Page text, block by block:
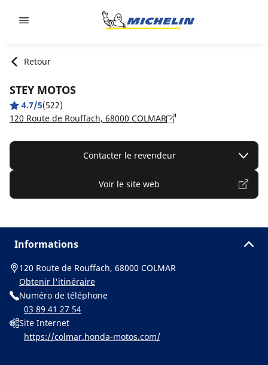
Retour
STEY MOTOS
4.7/5(522)
120 Route de Rouffach, 68000 COLMAR
Contacter le revendeur
Voir le site web
Informations
120 Route de Rouffach, 68000 COLMAR
Obtenir l'itinéraire
Numéro de téléphone
03 89 41 27 54
Site Internet
https://colmar.honda-motos.com/